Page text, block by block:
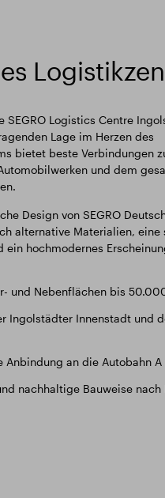
SEGRO Logistics Centre
Lage im Herzen des
bietet beste Verbindungen
und dem
Design von SEGRO
alternative Materialien, eine
ein hochmodernes
und Nebenflächen bis
Ingolstädter Innenstadt und
Anbindung an die Autobahn A
nachhaltige Bauweise nach